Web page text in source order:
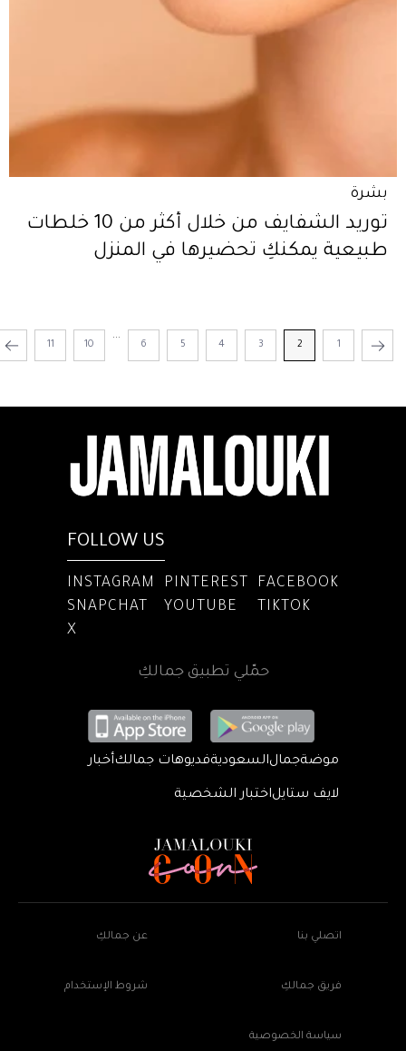
بشرة
توريد الشفايف من خلال أكثر من 10 خلطات
طبيعية يمكنكِ تحضيرها في المنزل
1
2
3
4
5
6
...
10
11
FOLLOW US
INSTAGRAM PINTEREST
FACEBOOK
SNAPCHAT
YOUTUBE
TIKTOK
X
حمّلي تطبيق جمالكِ
موضةجمالالسعوديةفديوهات جمالكأخبار
لايف ستايلاختبار الشخصية
اتصلي بنا عن جمالكِ
فريق جمالكِ شروط الإستخدام
سياسة الخصوصية